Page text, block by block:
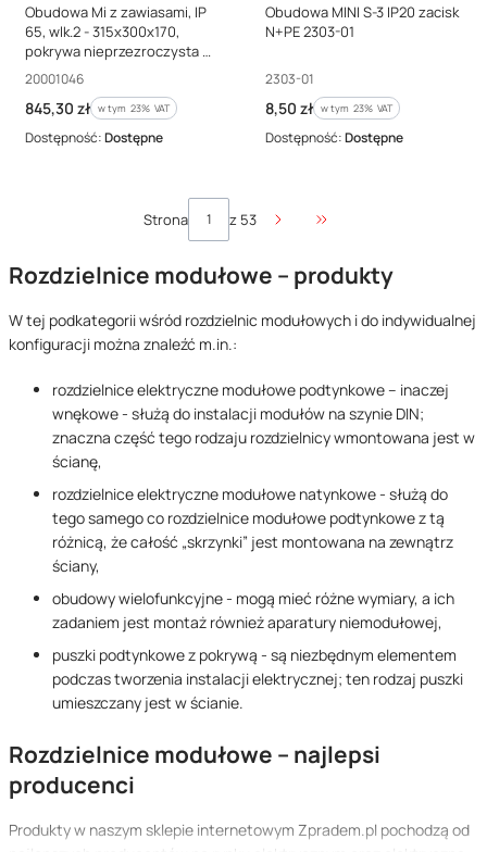
Obudowa Mi z zawiasami, IP
65, wlk.2 - 315x300x170,
pokrywa nieprzezroczysta Mi
9201 20001046
Kod producenta
20001046
Cena brutto
845,30 zł w tym %s VAT
w tym 23% VAT
Dostępność:Dostępne
Obudowa MINI S-3 IP20 zacisk
N+PE 2303-01
Kod producenta
2303-01
Cena brutto
8,50 zł w tym %s VAT
w tym 23% VAT
Dostępność:Dostępne
Strona z 53
Przejdź do ostatniej
Rozdzielnice modułowe – produkty
W tej podkategorii wśród rozdzielnic modułowych i do indywidualnej
konfiguracji można znaleźć m.in.:
rozdzielnice elektryczne modułowe podtynkowe – inaczej
wnękowe - służą do instalacji modułów na szynie DIN;
znaczna część tego rodzaju rozdzielnicy wmontowana jest w
ścianę,
rozdzielnice elektryczne modułowe natynkowe - służą do
tego samego co rozdzielnice modułowe podtynkowe z tą
różnicą, że całość „skrzynki” jest montowana na zewnątrz
ściany,
obudowy wielofunkcyjne - mogą mieć różne wymiary, a ich
zadaniem jest montaż również aparatury niemodułowej,
puszki podtynkowe z pokrywą - są niezbędnym elementem
podczas tworzenia instalacji elektrycznej; ten rodzaj puszki
umieszczany jest w ścianie.
Rozdzielnice modułowe – najlepsi
producenci
Produkty w naszym sklepie internetowym Zpradem.pl pochodzą od